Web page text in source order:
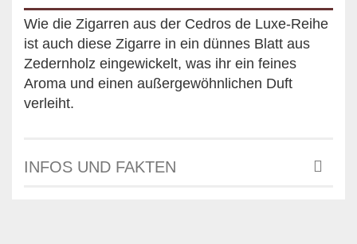
Wie die Zigarren aus der Cedros de Luxe-Reihe
ist auch diese Zigarre in ein dünnes Blatt aus
Zedernholz eingewickelt, was ihr ein feines
Aroma und einen außergewöhnlichen Duft
verleiht.
INFOS UND FAKTEN